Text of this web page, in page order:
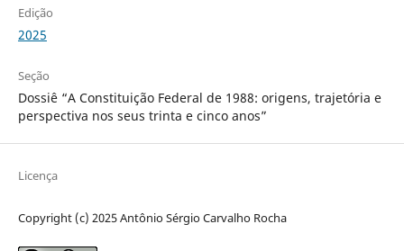
Edição
2025
Seção
Dossiê “A Constituição Federal de 1988: origens, trajetória e
perspectiva nos seus trinta e cinco anos”
Licença
Copyright (c) 2025 Antônio Sérgio Carvalho Rocha